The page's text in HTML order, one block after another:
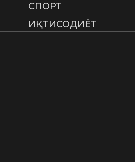
СПОРТ
ИҚТИСОДИЁТ